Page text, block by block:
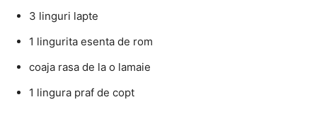
3 linguri lapte
1 lingurita esenta de rom
coaja rasa de la o lamaie
1 lingura praf de copt